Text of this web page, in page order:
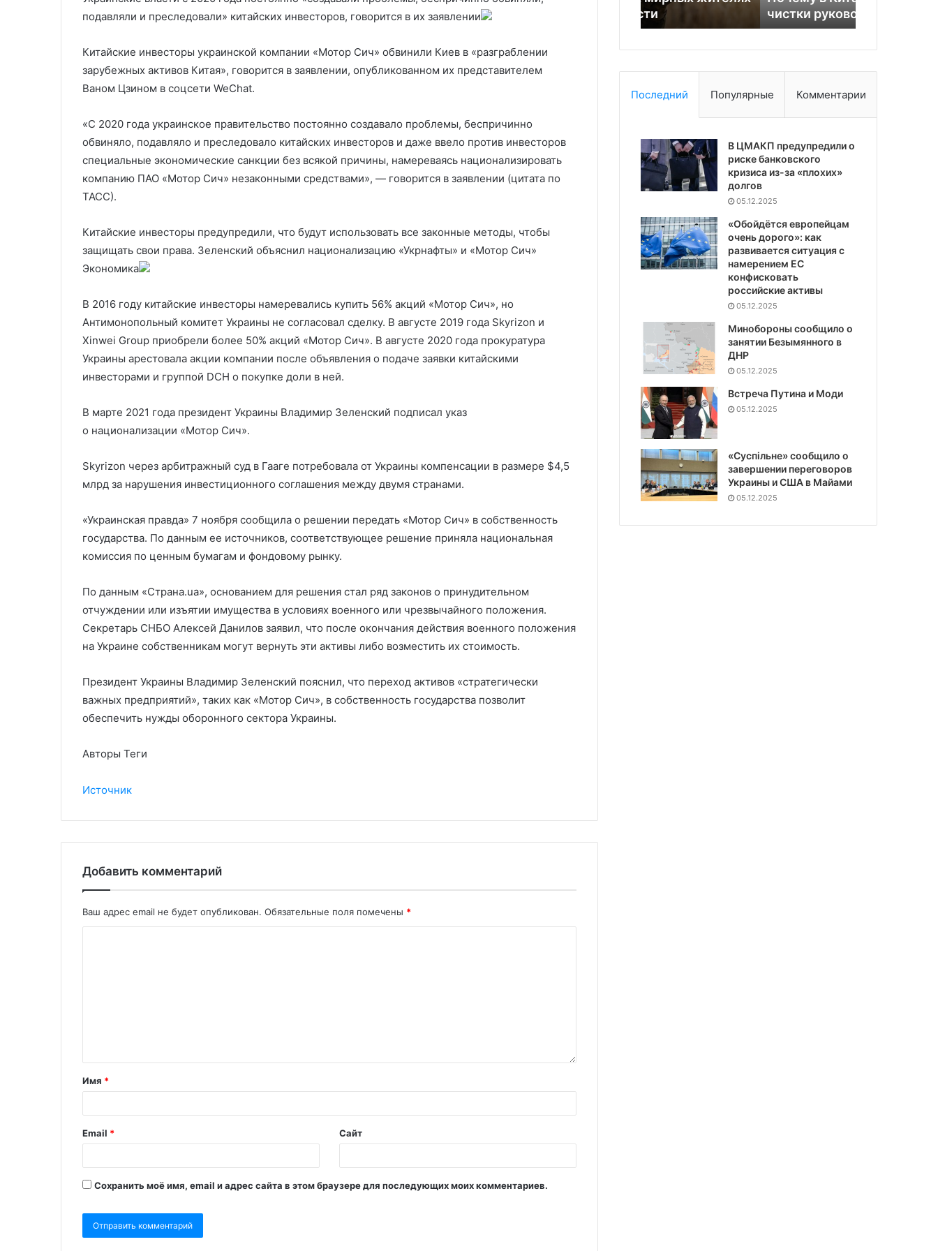
подавляли и преследовали» китайских инвесторов, говорится в их заявлении
Китайские инвесторы украинской компании «Мотор Сич» обвинили Киев в «разграблении
зарубежных активов Китая», говорится в заявлении, опубликованном их представителем
Ваном Цзином в соцсети WeChat.
«С 2020 года украинское правительство постоянно создавало проблемы, беспричинно
обвиняло, подавляло и преследовало китайских инвесторов и даже ввело против инвесторов
специальные экономические санкции без всякой причины, намереваясь национализировать
компанию ПАО «Мотор Сич» незаконными средствами», — говорится в заявлении (цитата по
ТАСС).
Китайские инвесторы предупредили, что будут использовать все законные методы, чтобы
защищать свои права. Зеленский объяснил национализацию «Укрнафты» и «Мотор Сич»
Экономика
В 2016 году китайские инвесторы намеревались купить 56% акций «Мотор Сич», но
Антимонопольный комитет Украины не согласовал сделку. В августе 2019 года Skyrizon и
Xinwei Group приобрели более 50% акций «Мотор Сич». В августе 2020 года прокуратура
Украины арестовала акции компании после объявления о подаче заявки китайскими
инвесторами и группой DCH о покупке доли в ней.
В марте 2021 года президент Украины Владимир Зеленский подписал указ
о национализации «Мотор Сич».
Skyrizon через арбитражный суд в Гааге потребовала от Украины компенсации в размере $4,5
млрд за нарушения инвестиционного соглашения между двумя странами.
«Украинская правда» 7 ноября сообщила о решении передать «Мотор Сич» в собственность
государства. По данным ее источников, соответствующее решение приняла национальная
комиссия по ценным бумагам и фондовому рынку.
По данным «Страна.ua», основанием для решения стал ряд законов о принудительном
отчуждении или изъятии имущества в условиях военного или чрезвычайного положения.
Секретарь СНБО Алексей Данилов заявил, что после окончания действия военного положения
на Украине собственникам могут вернуть эти активы либо возместить их стоимость.
Президент Украины Владимир Зеленский пояснил, что переход активов «стратегически
важных предприятий», таких как «Мотор Сич», в собственность государства позволит
обеспечить нужды оборонного сектора Украины.
Авторы Теги
Источник
Добавить комментарий
Ваш адрес email не будет опубликован. Обязательные поля помечены *
Имя *
Email * Сайт
Сохранить моё имя, email и адрес сайта в этом браузере для последующих моих комментариев.
Белгородскую область
пауз» в боях
области
Курской области
чистки руководства
в
день
Последний Популярные Комментарии
В ЦМАКП предупредили о
риске банковского
кризиса из-за «плохих»
долгов
05.12.2025
«Обойдётся европейцам
очень дорого»: как
развивается ситуация с
намерением ЕС
конфисковать
российские активы
05.12.2025
Минобороны сообщило о
занятии Безымянного в
ДНР
05.12.2025
Встреча Путина и Моди
05.12.2025
«Суспiльне» сообщило о
завершении переговоров
Украины и США в Майами
05.12.2025